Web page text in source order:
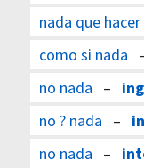
nada que hacer
como si nada
no nada –
no ? nada –
no nada –